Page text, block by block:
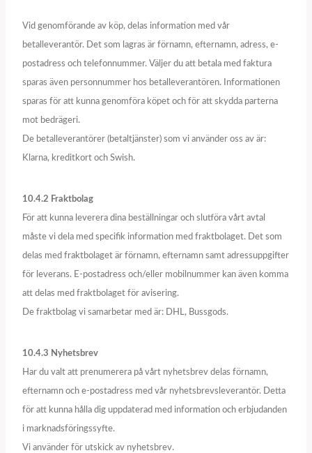
Vid genomförande av köp, delas information med vår
betalleverantör. Det som lagras är förnamn, efternamn, adress, e-
postadress och telefonnummer. Väljer du att betala med faktura
sparas även personnummer hos betalleverantören. Informationen
sparas för att kunna genomföra köpet och för att skydda parterna
mot bedrägeri.
De betalleverantörer (betaltjänster) som vi använder oss av är:
Klarna, kreditkort och Swish.
10.4.2 Fraktbolag
För att kunna leverera dina beställningar och slutföra vårt avtal
måste vi dela med specifik information med fraktbolaget. Det som
delas med fraktbolaget är förnamn, efternamn samt adressuppgifter
för leverans. E-postadress och/eller mobilnummer kan även komma
att delas med fraktbolaget för avisering.
De fraktbolag vi samarbetar med är: DHL, Bussgods.
10.4.3 Nyhetsbrev
Har du valt att prenumerera på vårt nyhetsbrev delas förnamn,
efternamn och e-postadress med vår nyhetsbrevsleverantör. Detta
för att kunna hålla dig uppdaterad med information och erbjudanden
i marknadsföringssyfte.
Vi använder för utskick av nyhetsbrev.